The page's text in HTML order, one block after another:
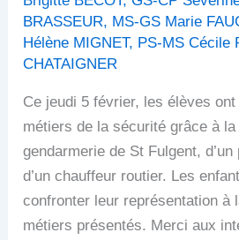
BRASSEUR, MS-GS Marie
Hélène MIGNET, PS-MS Cécile
CHATAIGNER
Ce jeudi 5 février, les élèves
métiers de la sécurité grâce à
gendarmerie de St Fulgent,
d’un chauffeur routier. Les
confronter leur représentation à
métiers présentés. Merci aux
sécurité